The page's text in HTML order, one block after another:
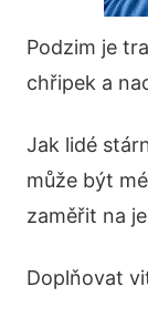
Podzim je
chřipek a
Jak lidé
může být
zaměřit na
Doplňovat